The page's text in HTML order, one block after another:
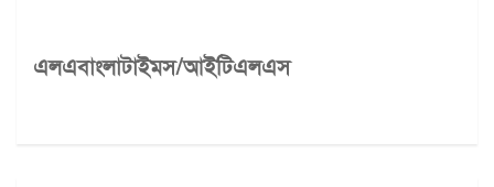
এলএবাংলাটাইমস/আইটিএলএস